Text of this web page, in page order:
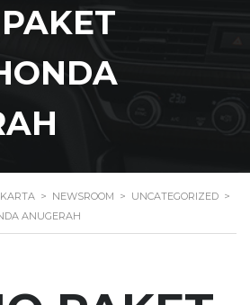
> NEWSROOM > UNCATEGORIZED >
ANUGERAH